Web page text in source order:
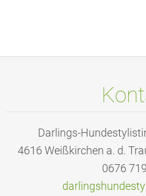
Darlings-
4616 Weißkirchen a. d.
0676
darlingshundesty